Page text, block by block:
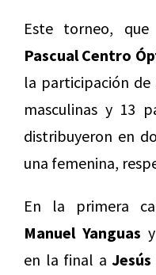
Este torneo,
Pascual Centro
la participación de
masculinas y 13
distribuyeron en
una femenina,
En la primera
Manuel Yanguas y
en la final a